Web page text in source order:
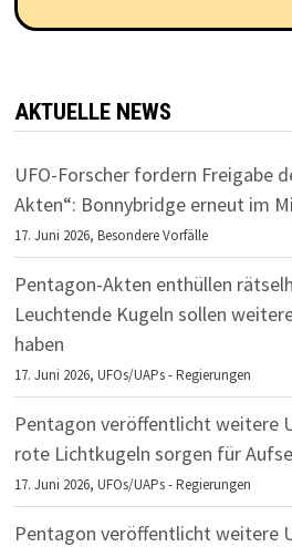
AKTUELLE NEWS
UFO-Forscher fordern Freigabe
Akten“: Bonnybridge erneut im
17. Juni 2026,Besondere Vorfälle
Pentagon-Akten enthüllen
Leuchtende Kugeln sollen
haben
17. Juni 2026,UFOs/UAPs - Regierungen
Pentagon veröffentlicht weitere
rote Lichtkugeln sorgen für
17. Juni 2026,UFOs/UAPs - Regierungen
Pentagon veröffentlicht weitere